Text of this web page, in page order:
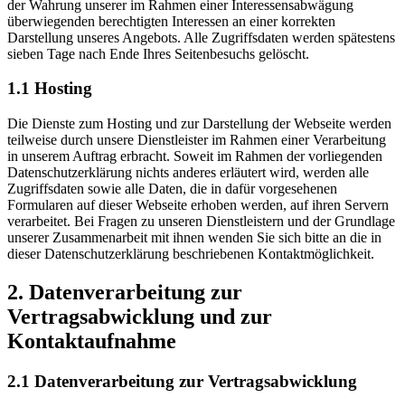
der Wahrung unserer im Rahmen einer Interessensabwägung
überwiegenden berechtigten Interessen an einer korrekten
Darstellung unseres Angebots. Alle Zugriffsdaten werden spätestens
sieben Tage nach Ende Ihres Seitenbesuchs gelöscht.
1.1 Hosting
Die Dienste zum Hosting und zur Darstellung der Webseite werden
teilweise durch unsere Dienstleister im Rahmen einer Verarbeitung
in unserem Auftrag erbracht. Soweit im Rahmen der vorliegenden
Datenschutzerklärung nichts anderes erläutert wird, werden alle
Zugriffsdaten sowie alle Daten, die in dafür vorgesehenen
Formularen auf dieser Webseite erhoben werden, auf ihren Servern
verarbeitet. Bei Fragen zu unseren Dienstleistern und der Grundlage
unserer Zusammenarbeit mit ihnen wenden Sie sich bitte an die in
dieser Datenschutzerklärung beschriebenen Kontaktmöglichkeit.
2. Datenverarbeitung zur
Vertragsabwicklung und zur
Kontaktaufnahme
2.1 Datenverarbeitung zur Vertragsabwicklung